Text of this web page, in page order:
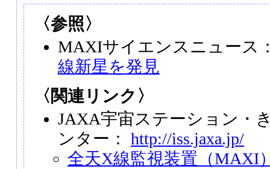
〈参照〉
MAXIサイエンスニュース
線新星を発見
〈関連リンク〉
JAXA宇宙ステーション・
ンター： http://iss.jaxa.jp/
全天X線監視装置（MAXI